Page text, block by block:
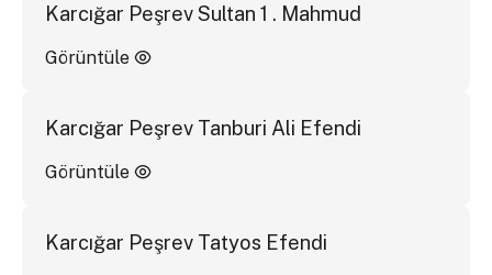
Karcığar Peşrev Sultan 1 . Mahmud
Görüntüle
Karcığar Peşrev Tanburi Ali Efendi
Görüntüle
Karcığar Peşrev Tatyos Efendi